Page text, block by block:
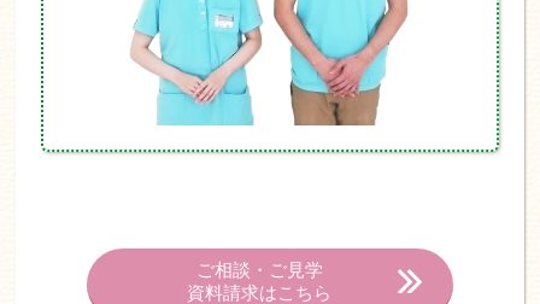
ご相談・ご見学
資料請求はこちら